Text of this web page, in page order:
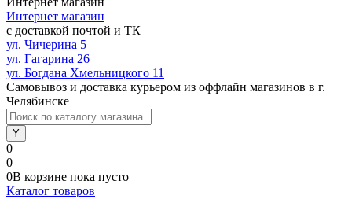
Интернет магазин
с доставкой почтой и ТК
ул. Чичерина 5
ул. Гагарина 26
ул. Богдана Хмельницкого 11
Самовывоз и доставка курьером из оффлайн магазинов в г.
Челябинске
0
0
0В корзине пока пусто
Каталог товаров